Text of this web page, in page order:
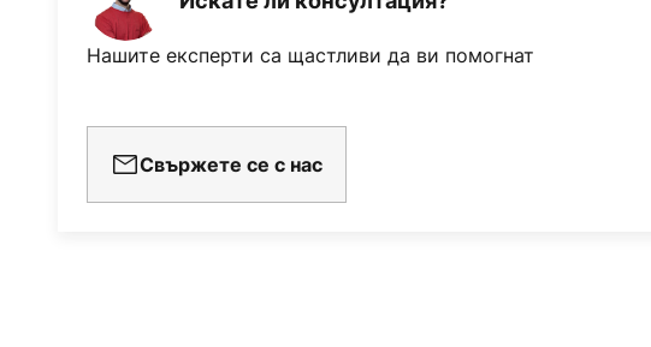
Нашите експерти са щастливи да ви помогнат
Свържете се с нас